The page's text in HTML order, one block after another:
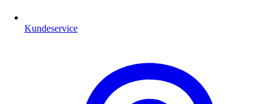
Kundeservice